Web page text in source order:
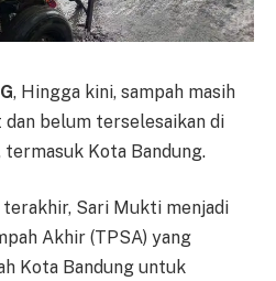
, Hingga kini, sampah masih
belum terselesaikan di
Kota Bandung.
Sari Mukti menjadi
Akhir (TPSA) yang
Kota Bandung untuk